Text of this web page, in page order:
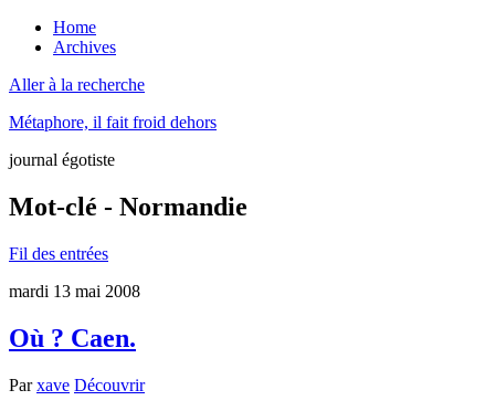
Home
Archives
Aller à la recherche
Métaphore, il fait froid dehors
journal égotiste
Mot-clé - Normandie
Fil des entrées
mardi 13 mai 2008
Où ? Caen.
Parxave Découvrir